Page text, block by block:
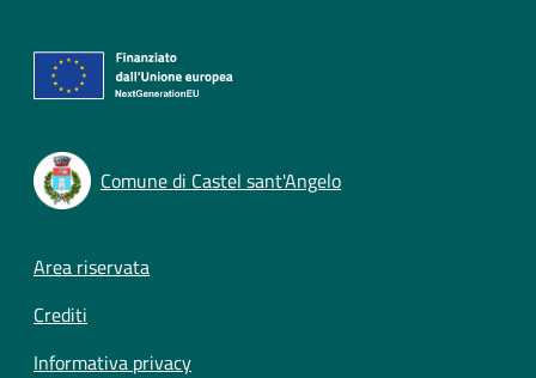
Comune di Castel sant'Angelo
Footer menu
Area riservata
Crediti
Informativa privacy